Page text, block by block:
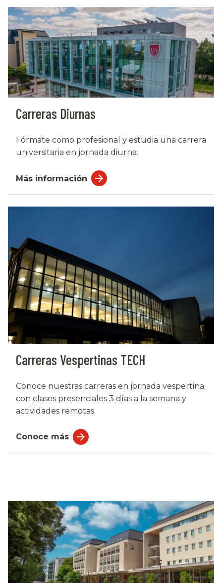
Carreras Diurnas
Fórmate como profesional y estudia una carrera
universitaria en jornada diurna.
Más información
Carreras Vespertinas TECH
Conoce nuestras carreras en jornada vespertina
con clases presenciales 3 días a la semana y
actividades remotas.
Conoce más